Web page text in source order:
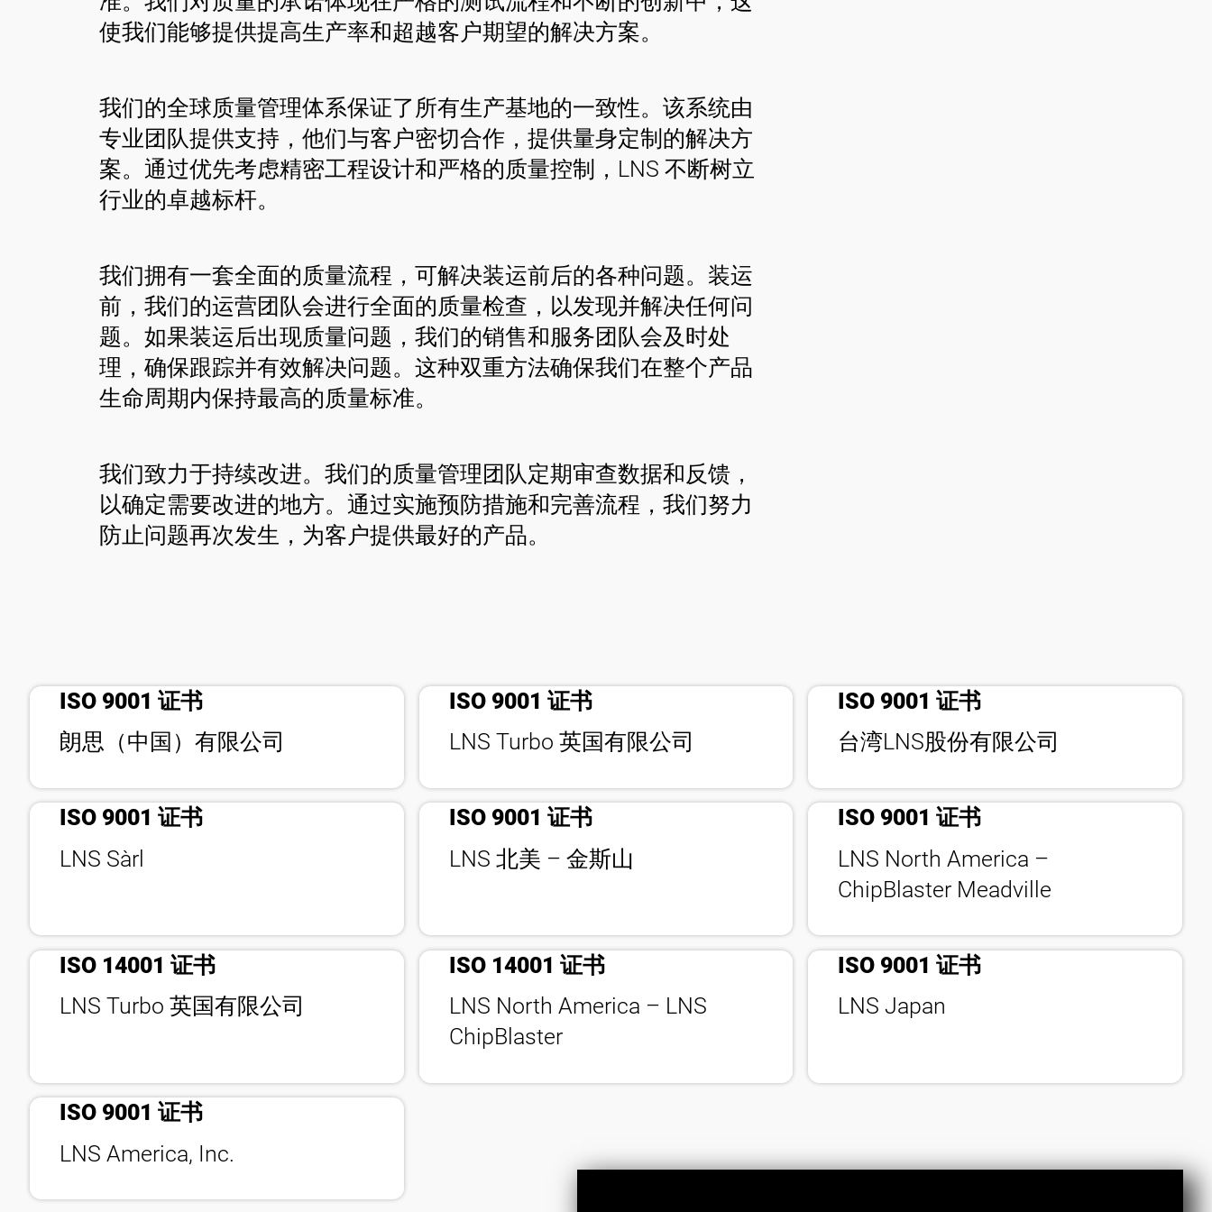
使我们能够提供提高生产率和超越客户期望的解决方案。
我们的全球质量管理体系保证了所有生产基地的一致性。该系统由
专业团队提供支持，他们与客户密切合作，提供量身定制的解决方
案。通过优先考虑精密工程设计和严格的质量控制，LNS 不断树立
行业的卓越标杆。
我们拥有一套全面的质量流程，可解决装运前后的各种问题。装运
前，我们的运营团队会进行全面的质量检查，以发现并解决任何问
题。如果装运后出现质量问题，我们的销售和服务团队会及时处
理，确保跟踪并有效解决问题。这种双重方法确保我们在整个产品
生命周期内保持最高的质量标准。
我们致力于持续改进。我们的质量管理团队定期审查数据和反馈，
以确定需要改进的地方。通过实施预防措施和完善流程，我们努力
防止问题再次发生，为客户提供最好的产品。
bookmark_check
ISO 9001 证书
朗思（中国）有限公司
bookmark_check
ISO 9001 证书
LNS Turbo 英国有限公司
bookmark_check
ISO 9001 证书
台湾LNS股份有限公司
bookmark_check
ISO 9001 证书
LNS Sàrl
bookmark_check
ISO 9001 证书
LNS 北美 – 金斯山
bookmark_check
ISO 9001 证书
LNS North America –
ChipBlaster Meadville
bookmark_check
ISO 14001 证书
LNS Turbo 英国有限公司
bookmark_check
ISO 14001 证书
LNS North America – LNS
ChipBlaster
bookmark_check
ISO 9001 证书
LNS Japan
bookmark_check
ISO 9001 证书
LNS America, Inc.
联系方式
隐私政策